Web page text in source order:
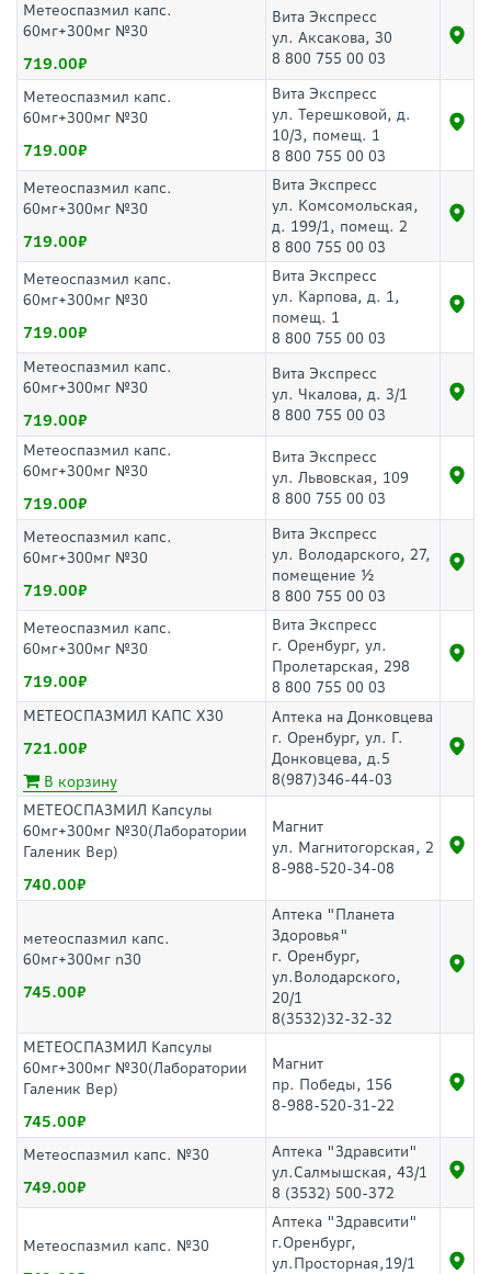
Метеоспазмил капс.
60мг+300мг №30
719.00
Вита Экспресс
ул. Аксакова, 30
8 800 755 00 03
Метеоспазмил капс.
60мг+300мг №30
719.00
Вита Экспресс
ул. Терешковой, д.
10/3, помещ. 1
8 800 755 00 03
Метеоспазмил капс.
60мг+300мг №30
719.00
Вита Экспресс
ул. Комсомольская,
д. 199/1, помещ. 2
8 800 755 00 03
Метеоспазмил капс.
60мг+300мг №30
719.00
Вита Экспресс
ул. Карпова, д. 1,
помещ. 1
8 800 755 00 03
Метеоспазмил капс.
60мг+300мг №30
719.00
Вита Экспресс
ул. Чкалова, д. 3/1
8 800 755 00 03
Метеоспазмил капс.
60мг+300мг №30
719.00
Вита Экспресс
ул. Львовская, 109
8 800 755 00 03
Метеоспазмил капс.
60мг+300мг №30
719.00
Вита Экспресс
ул. Володарского, 27,
помещение ½
8 800 755 00 03
Метеоспазмил капс.
60мг+300мг №30
719.00
Вита Экспресс
г. Оренбург, ул.
Пролетарская, 298
8 800 755 00 03
МЕТЕОСПАЗМИЛ КАПС Х30
721.00
В корзину
Аптека на Донковцева
г. Оренбург, ул. Г.
Донковцева, д.5
8(987)346-44-03
МЕТЕОСПАЗМИЛ Капсулы
60мг+300мг №30(Лаборатории
Галеник Вер)
740.00
Магнит
ул. Магнитогорская, 2
8-988-520-34-08
метеоспазмил капс.
60мг+300мг n30
745.00
Аптека "Планета
Здоровья"
г. Оренбург,
ул.Володарского,
20/1
8(3532)32-32-32
МЕТЕОСПАЗМИЛ Капсулы
60мг+300мг №30(Лаборатории
Галеник Вер)
745.00
Магнит
пр. Победы, 156
8-988-520-31-22
Метеоспазмил капс. №30
749.00
Аптека "Здравсити"
ул.Салмышская, 43/1
8 (3532) 500-372
Метеоспазмил капс. №30
Аптека "Здравсити"
г.Оренбург,
ул.Просторная,19/1